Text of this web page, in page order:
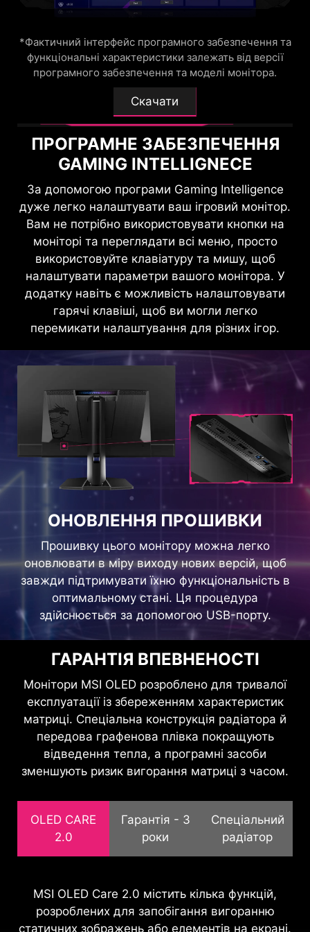
*Фактичний інтерфейс програмного забезпечення та
функціональні характеристики залежать від версії
програмного забезпечення та моделі монітора.
Скачати
ПРОГРАМНЕ ЗАБЕЗПЕЧЕННЯ
GAMING INTELLIGNECE
За допомогою програми Gaming Intelligence
дуже легко налаштувати ваш ігровий монітор.
Вам не потрібно використовувати кнопки на
моніторі та переглядати всі меню, просто
використовуйте клавіатуру та мишу, щоб
налаштувати параметри вашого монітора. У
додатку навіть є можливість налаштовувати
гарячі клавіші, щоб ви могли легко
перемикати налаштування для різних ігор.
технології HDMI™ CEC (Consumer Electronics
контролерами: вони здатні вмикати монітор і
перемикати режими відповідно до типу
підключеного пристрою.
HDMI™ 2.1 48 Гбіт/с
HDMI™ 2.0 18 Гбіт/с
HDMI™ 1.4 10,2 Гбіт/с
KVM-МОДУЛЬ
Керуйте декількома пристроями
за допомогою одного набору
клавіатури, миші та ігрового
монітора MSI.
MYSTIC LIGHT
М’яке підсвічування, яке легко
синхронізується з будь‑яким
ігровим продуктом, що підтримує
Mystic Light.
комфортним геймплеєм.
24.5"
ОНОВЛЕННЯ ПРОШИВКИ
Прошивку цього монітору можна легко
оновлювати в міру виходу нових версій, щоб
завжди підтримувати їхню функціональність в
оптимальному стані. Ця процедура
здійснюється за допомогою USB-порту.
ГАРАНТІЯ ВПЕВНЕНОСТІ
Монітори MSI OLED розроблено для тривалої
експлуатації із збереженням характеристик
матриці. Спеціальна конструкція радіатора й
передова графенова плівка покращують
відведення тепла, а програмні засоби
зменшують ризик вигорання матриці з часом.
OLED CARE
2.0
Гарантія - 3
роки
Спеціальний
радіатор
MSI OLED Care 2.0 містить кілька функцій,
розроблених для запобігання вигоранню
статичних зображень або елементів на екрані.
Ми в MSI усвідомлюємо важливість надання
всебічної підтримки, щоб наші користувачі
могли насолоджуватися іграми без зайвих
Усі нові QD-OLED-монітори оснащені
графеновою плівкою, відомою своєю
винятковою теплопровідністю для